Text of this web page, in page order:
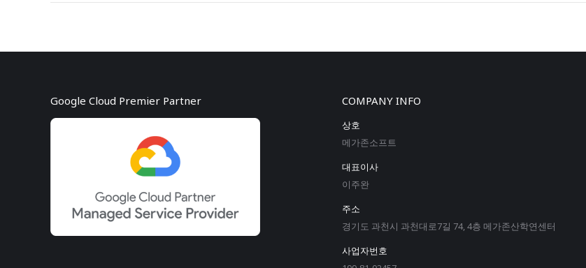
Google Cloud Premier Partner COMPANY INFO
상호
메가존소프트
대표이사
이주완
주소
경기도 과천시 과천대로7길 74, 4층 메가존산학연센터
사업자번호